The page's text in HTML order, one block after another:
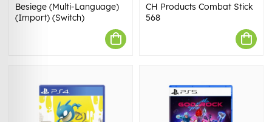
Besiege (Multi-Language)
(Import) (Switch)
CH Products Combat Stick
568